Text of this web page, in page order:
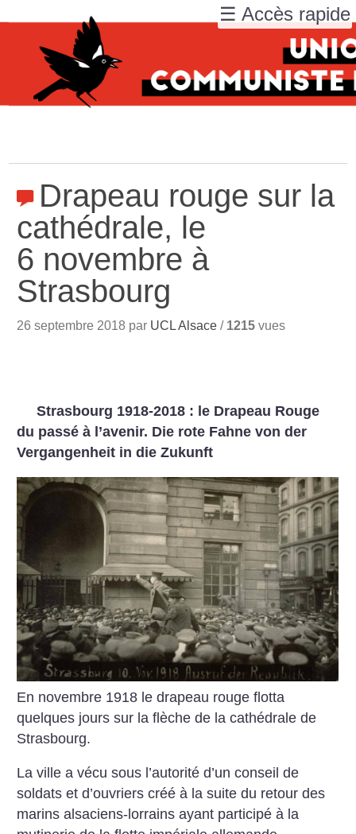
Drapeau rouge sur la
cathédrale, le
6 novembre à
Strasbourg
26 septembre 2018 par UCL Alsace / 1215 vues
Strasbourg 1918-2018 : le Drapeau Rouge
du passé à l’avenir. Die rote Fahne von der
Vergangenheit in die Zukunft
En novembre 1918 le drapeau rouge flotta
quelques jours sur la flèche de la cathédrale de
Strasbourg.
La ville a vécu sous l’autorité d’un conseil de
soldats et d’ouvriers créé à la suite du retour des
marins alsaciens-lorrains ayant participé à la
☰ Accès rapide